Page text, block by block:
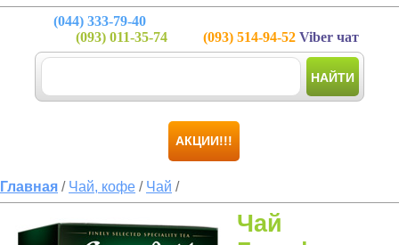
(044) 333-79-40
(093) 011-35-74 (093) 514-94-52 Viber чат
НАЙТИ
АКЦИИ!!!
Главная / Чай, кофе / Чай /
Чай